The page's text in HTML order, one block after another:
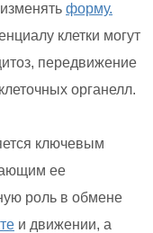
форму.
клетки могут
передвижение
органелл.
ключевым
ее
роль в обмене
и движении, а